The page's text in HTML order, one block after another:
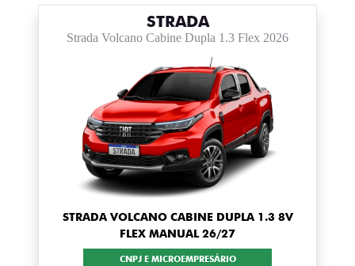
STRADA
Strada Volcano Cabine Dupla 1.3 Flex 2026
STRADA VOLCANO CABINE DUPLA 1.3 8V
FLEX MANUAL 26/27
CNPJ E MICROEMPRESÁRIO